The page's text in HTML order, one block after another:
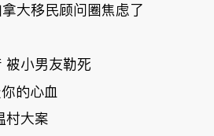
大移民顾问圈焦虑了
被小男友勒死
的心血
村大案